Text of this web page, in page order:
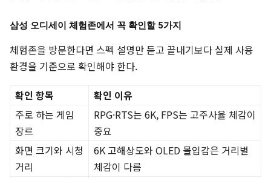
삼성 오디세이 체험존에서 꼭 확인할 5가지
체험존을 방문한다면 스펙 설명만 듣고 끝내기보다 실제 사용
환경을 기준으로 확인해야 한다.
확인 항목
확인 이유
주로 하는 게임
장르
RPG·RTS는 6K, FPS는 고주사율 체감이
중요
화면 크기와 시청
거리
6K 고해상도와 OLED 몰입감은 거리별
체감이 다름